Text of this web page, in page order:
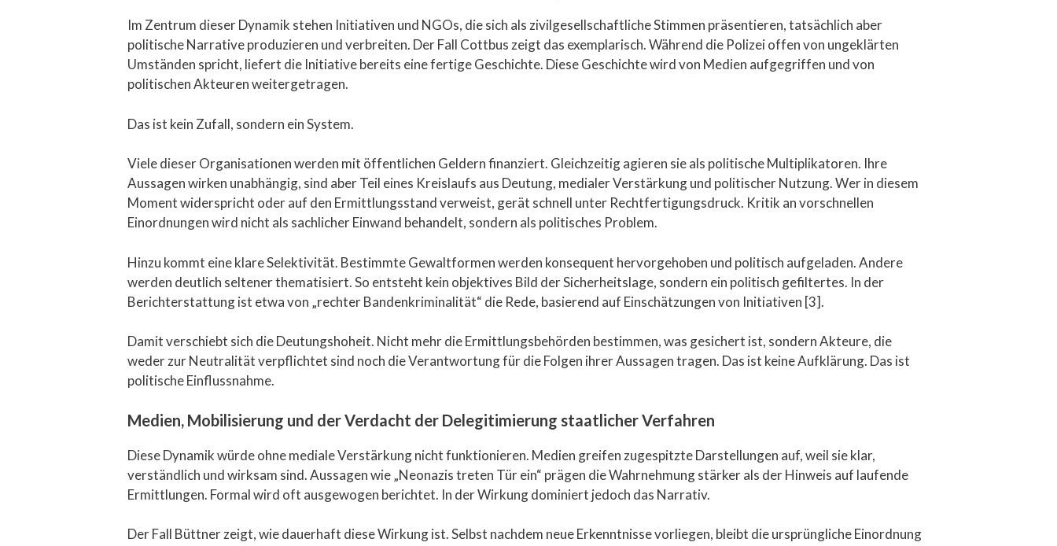
Im Zentrum dieser Dynamik stehen Initiativen und NGOs, die sich als zivilgesellschaftliche Stimmen präsentieren, tatsächlich aber
politische Narrative produzieren und verbreiten. Der Fall Cottbus zeigt das exemplarisch. Während die Polizei offen von ungeklärten
Umständen spricht, liefert die Initiative bereits eine fertige Geschichte. Diese Geschichte wird von Medien aufgegriffen und von
politischen Akteuren weitergetragen.
Das ist kein Zufall, sondern ein System.
Viele dieser Organisationen werden mit öffentlichen Geldern finanziert. Gleichzeitig agieren sie als politische Multiplikatoren. Ihre
Aussagen wirken unabhängig, sind aber Teil eines Kreislaufs aus Deutung, medialer Verstärkung und politischer Nutzung. Wer in diesem
Moment widerspricht oder auf den Ermittlungsstand verweist, gerät schnell unter Rechtfertigungsdruck. Kritik an vorschnellen
Einordnungen wird nicht als sachlicher Einwand behandelt, sondern als politisches Problem.
Hinzu kommt eine klare Selektivität. Bestimmte Gewaltformen werden konsequent hervorgehoben und politisch aufgeladen. Andere
werden deutlich seltener thematisiert. So entsteht kein objektives Bild der Sicherheitslage, sondern ein politisch gefiltertes. In der
Berichterstattung ist etwa von „rechter Bandenkriminalität“ die Rede, basierend auf Einschätzungen von Initiativen [3].
Damit verschiebt sich die Deutungshoheit. Nicht mehr die Ermittlungsbehörden bestimmen, was gesichert ist, sondern Akteure, die
weder zur Neutralität verpflichtet sind noch die Verantwortung für die Folgen ihrer Aussagen tragen. Das ist keine Aufklärung. Das ist
politische Einflussnahme.
Medien, Mobilisierung und der Verdacht der Delegitimierung staatlicher Verfahren
Diese Dynamik würde ohne mediale Verstärkung nicht funktionieren. Medien greifen zugespitzte Darstellungen auf, weil sie klar,
verständlich und wirksam sind. Aussagen wie „Neonazis treten Tür ein“ prägen die Wahrnehmung stärker als der Hinweis auf laufende
Ermittlungen. Formal wird oft ausgewogen berichtet. In der Wirkung dominiert jedoch das Narrativ.
Der Fall Büttner zeigt, wie dauerhaft diese Wirkung ist. Selbst nachdem neue Erkenntnisse vorliegen, bleibt die ursprüngliche Einordnung